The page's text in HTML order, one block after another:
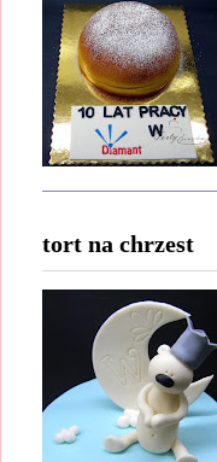
tort na chrzest